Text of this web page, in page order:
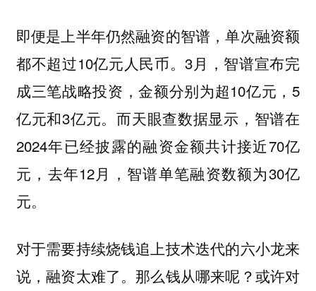
即便是上半年仍然融资的智谱，单次融资额
都不超过10亿元人民币。3月，智谱宣布完
成三笔战略投资，金额分别为超10亿元，5
亿元和3亿元。而天眼查数据显示，智谱在
2024年已经披露的融资金额共计接近70亿
元，去年12月，智谱单笔融资数额为30亿
元。
对于需要持续烧钱追上技术迭代的六小龙来
说，融资太难了。那么钱从哪来呢？或许对